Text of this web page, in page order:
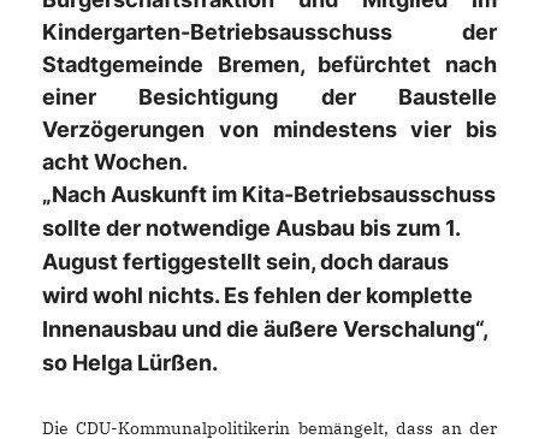
Kindergarten-Betriebsausschuss der
Stadtgemeinde Bremen, befürchtet nach
einer Besichtigung der Baustelle
Verzögerungen von mindestens vier bis
acht Wochen.
Nach Auskunft im Kita-Betriebsausschuss
sollte der notwendige Ausbau bis zum 1.
August fertiggestellt sein, doch daraus
wird wohl nichts. Es fehlen der komplette
Innenausbau und die äußere Verschalung“,
so Helga Lürßen.
Die CDU-Kommunalpolitikerin bemängelt, dass an der